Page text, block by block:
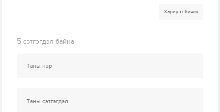
Хариулт бичих
5 сэтгэгдэл байна